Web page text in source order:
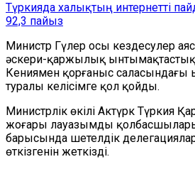
Түркияда халықтың интернетті
92,3 пайыз
Министр Гүлер осы кездесулер
әскери-қаржылық ынтымақтастық
Кениямен қорғаныс саласындағы
туралы келісімге қол қойды.
Министрлік өкілі Актүрк Түркия
жоғары лауазымды
барысында шетелдік
өткізгенін жеткізді.